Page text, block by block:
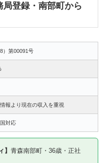
登録・南部町から
）第00091号
報より現在の収入を重視
対応
】 青森南部町・36歳・正社